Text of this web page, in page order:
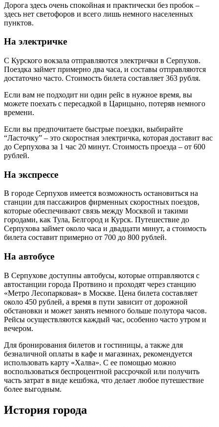
Дорога здесь очень спокойная и практически без пробок –
здесь нет светофоров и всего лишь немного населенных
пунктов.
На электричке
С Курского вокзала отправляются электрички в Серпухов.
Поездка займет примерно два часа, и составы отправляются
достаточно часто. Стоимость билета составляет 363 рубля.
Если вам не подходит ни один рейс в нужное время, вы
можете поехать с пересадкой в Царицыно, потеряв немного
времени.
Если вы предпочитаете быстрые поездки, выбирайте
“Ласточку” – это скоростная электричка, которая доставит вас
до Серпухова за 1 час 20 минут. Стоимость проезда – от 600
рублей.
На экспрессе
В городе Серпухов имеется возможность остановиться на
станции для пассажиров фирменных скоростных поездов,
которые обеспечивают связь между Москвой и такими
городами, как Тула, Белгород и Курск. Путешествие до
Серпухова займет около часа и двадцати минут, а стоимость
билета составит примерно от 700 до 800 рублей.
На автобусе
В Серпухове доступны автобусы, которые отправляются с
автостанции города Протвино и проходят через станцию
«Метро Лесопарковая» в Москве. Цена билета составляет
около 450 рублей, а время в пути зависит от дорожной
обстановки и может занять немного больше полутора часов.
Рейсы осуществляются каждый час, особенно часто утром и
вечером.
Для бронирования билетов и гостиницы, а также для
безналичной оплаты в кафе и магазинах, рекомендуется
использовать карту «Халва». С ее помощью можно
воспользоваться беспроцентной рассрочкой или получить
часть затрат в виде кешбэка, что делает любое путешествие
более выгодным.
История города